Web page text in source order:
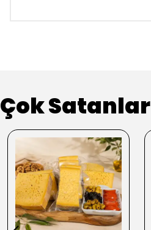
Çok Satanlar